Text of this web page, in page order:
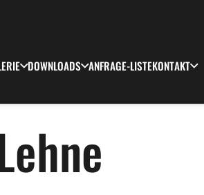
DOWNLOADS ANFRAGE-LISTEKONTAKT